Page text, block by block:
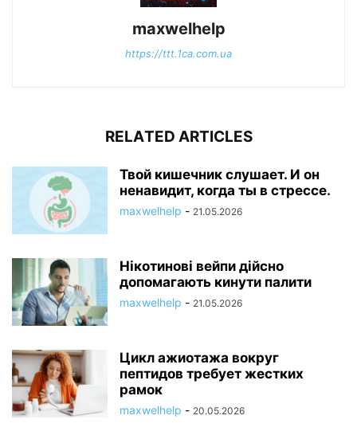
maxwelhelp
https://ttt.1ca.com.ua
RELATED ARTICLES
Твой кишечник слушает. И он
ненавидит, когда ты в стрессе.
maxwelhelp - 21.05.2026
Нікотинові вейпи дійсно
допомагають кинути палити
maxwelhelp - 21.05.2026
Цикл ажиотажа вокруг
пептидов требует жестких
рамок
maxwelhelp - 20.05.2026